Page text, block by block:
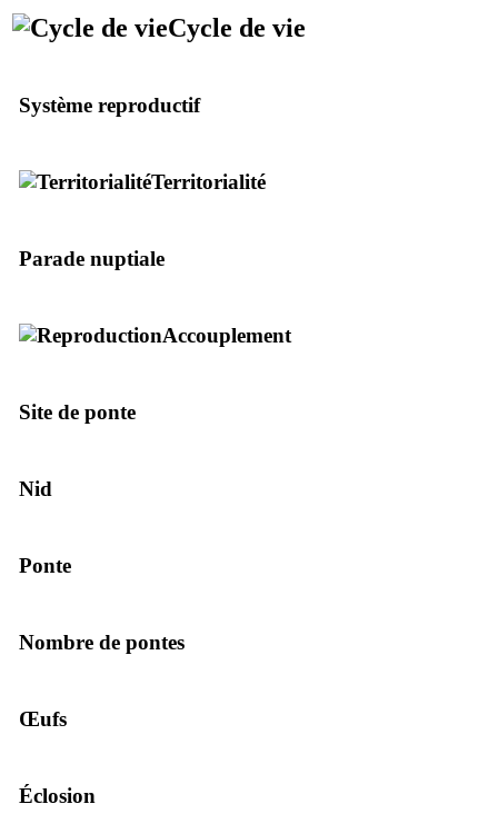
Cycle de vie
Système reproductif
Territorialité
Parade nuptiale
Accouplement
Site de ponte
Nid
Ponte
Nombre de pontes
Œufs
Éclosion